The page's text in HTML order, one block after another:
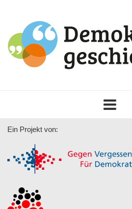
navigation
Ein Projekt von: